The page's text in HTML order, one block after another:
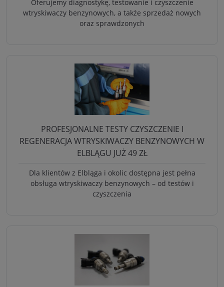
Oferujemy diagnostykę, testowanie i czyszczenie
wtryskiwaczy benzynowych, a także sprzedaż nowych
oraz sprawdzonych
PROFESJONALNE TESTY CZYSZCZENIE I
REGENERACJA WTRYSKIWACZY BENZYNOWYCH W
ELBLĄGU JUŻ 49 ZŁ
Dla klientów z Elbląga i okolic dostępna jest pełna
obsługa wtryskiwaczy benzynowych – od testów i
czyszczenia